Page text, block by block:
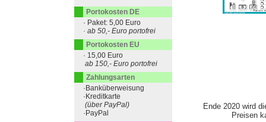
Ende 2020 wird
Preisen
Portokosten DE
· Paket: 5,00 Euro
· ab 50,- Euro portofrei
Portokosten EU
· 15,00 Euro
ab 150,- Euro portofrei
Zahlungsarten
·Banküberweisung
·Kreditkarte
(über PayPal)
·PayPal